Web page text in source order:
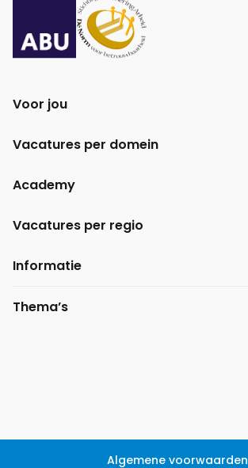
Voor jou
Vacatures per domein
Academy
Vacatures per regio
Informatie
Thema’s
Algemene voorwaarden